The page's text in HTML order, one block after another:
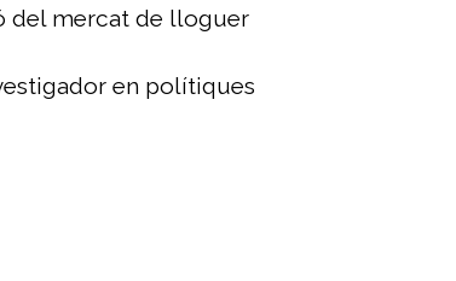
del mercat de lloguer
en polítiques